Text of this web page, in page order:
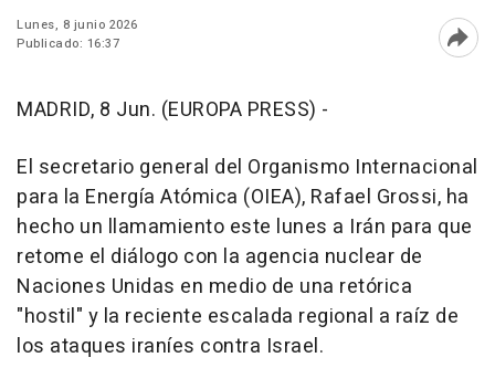
Lunes, 8 junio 2026
Publicado: 16:37
MADRID, 8 Jun. (EUROPA PRESS) -
El secretario general del Organismo Internacional
para la Energía Atómica (OIEA), Rafael Grossi, ha
hecho un llamamiento este lunes a Irán para que
retome el diálogo con la agencia nuclear de
Naciones Unidas en medio de una retórica
"hostil" y la reciente escalada regional a raíz de
los ataques iraníes contra Israel.